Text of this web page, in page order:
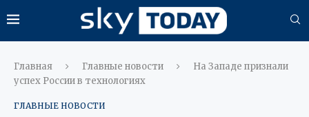
Главная Главные новости
На Западе признали
успех России в технологиях
ГЛАВНЫЕ НОВОСТИ